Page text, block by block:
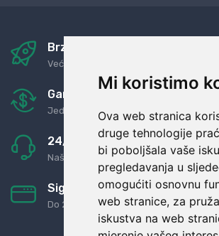
Mi koristimo
Ova web stranica
druge tehnologije
bi poboljšala vaše
pregledavanja u
omogućiti osnovnu
web stranice, za
iskustva na web
Brza i sigurna dostava
Već za nekoliko dana kod vas
Garancija u povrat novaca
Jednostavno pravilo: Roba za novac
24/7 odlična podrška
Naši agenti uvijek na raspolaganju
Sigurno obročno plaćanje
Do 24 rata bez kamata